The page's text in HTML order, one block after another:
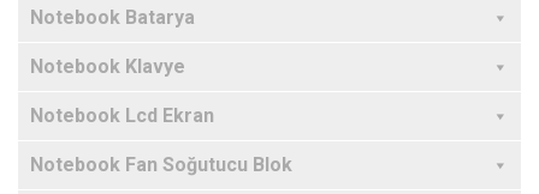
Notebook Batarya
Notebook Klavye
Notebook Lcd Ekran
Notebook Fan Soğutucu Blok